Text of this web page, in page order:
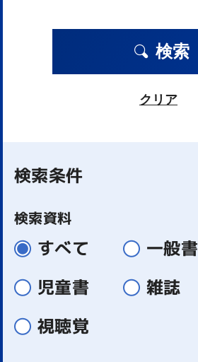
検索
クリア
検索条件
検索資料
すべて
一般書
児童書
雑誌
視聴覚